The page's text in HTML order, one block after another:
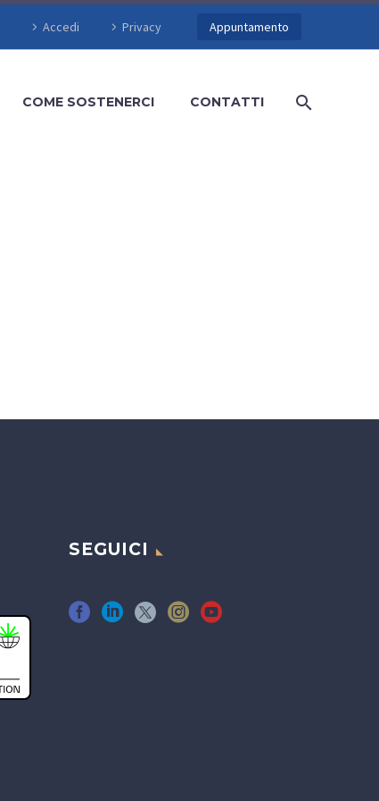
Accedi Privacy Appuntamento
COME SOSTENERCI CONTATTI
SEGUICI